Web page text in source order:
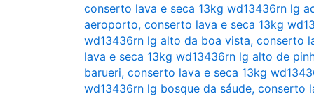
conserto lava e seca 13kg wd13436rn lg
aeroporto, conserto lava e seca 13kg
wd13436rn lg alto da boa vista, conserto
lava e seca 13kg wd13436rn lg alto de
barueri, conserto lava e seca 13kg
wd13436rn lg bosque da sáude, conserto